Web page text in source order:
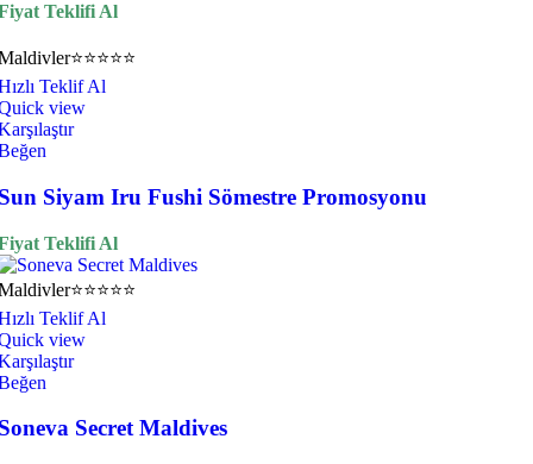
Teklifi Al
⭐⭐⭐⭐⭐
Teklif Al
view
Siyam Iru Fushi Sömestre Promosyonu
Teklifi Al
⭐⭐⭐⭐⭐
Teklif Al
view
Secret Maldives